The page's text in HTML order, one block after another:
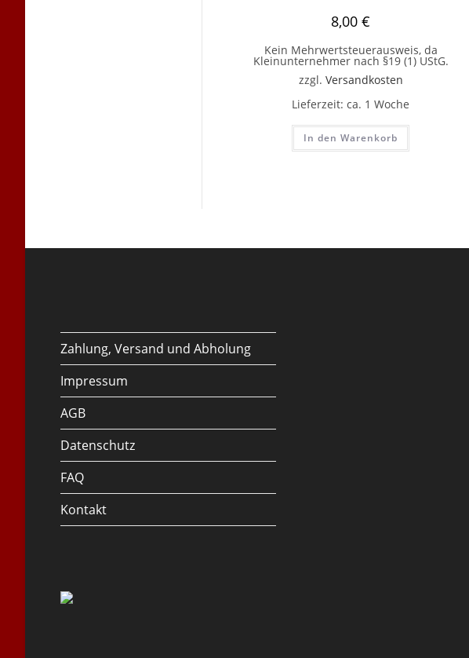
8,00€
Kein Mehrwertsteuerausweis, da
Kleinunternehmer nach §19 (1) UStG.
zzgl. Versandkosten
Lieferzeit:ca. 1 Woche
In den Warenkorb
Zahlung, Versand und Abholung
Impressum
AGB
Datenschutz
FAQ
Kontakt